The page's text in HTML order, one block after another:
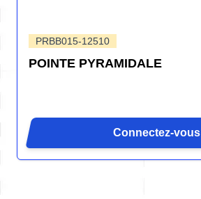
PRBB015-12510
POINTE PYRAMIDALE
Connectez-vous